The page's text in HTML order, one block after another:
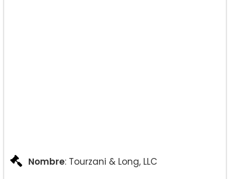
Nombre: Tourzani & Long, LLC